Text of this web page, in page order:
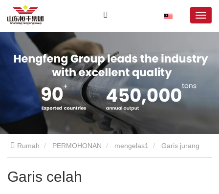
Rumah PERMOHONAN mengelas1 Garis jurang
Garis celah